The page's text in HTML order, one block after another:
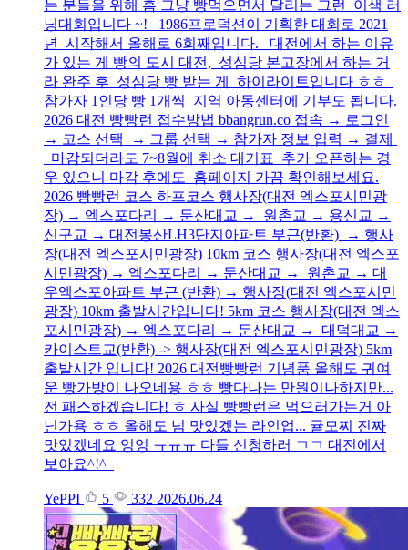
는 분들을 위해 흠 그냥 빵먹으면서 달리는 그런 이색 러
닝대회입니다 ~! 1986프로덕션이 기획한 대회로 2021
년 시작해서 올해로 6회째입니다. 대전에서 하는 이유
가 있는 게 빵의 도시 대전, 성심당 본고장에서 하는 거
라 완주 후 성심당 빵 받는 게 하이라이트입니다 ㅎㅎ
참가자 1인당 빵 1개씩 지역 아동센터에 기부도 됩니다.
2026 대전 빵빵런 접수방법 bbangrun.co 접속 → 로그인
→ 코스 선택 → 그룹 선택 → 참가자 정보 입력 → 결제
마감되더라도 7~8월에 취소 대기표 추가 오픈하는 경
우 있으니 마감 후에도 홈페이지 가끔 확인해보세요.
2026 빵빵런 코스 하프코스 행사장(대전 엑스포시민광
장) → 엑스포다리 → 둔산대교 → 원촌교 → 용신교 →
신구교 → 대전봉산LH3단지아파트 부근(반환) → 행사
장(대전 엑스포시민광장) 10km 코스 행사장(대전 엑스포
시민광장) → 엑스포다리 → 둔산대교 → 원촌교 → 대
우엑스포아파트 부근 (반환) → 행사장(대전 엑스포시민
광장) 10km 출발시간입니다! 5km 코스 행사장(대전 엑스
포시민광장) → 엑스포다리 → 둔산대교 → 대덕대교 →
카이스트교(반환) -> 행사장(대전 엑스포시민광장) 5km
출발시간 입니다! 2026 대전빵빵런 기념품 올해도 귀여
운 빵가방이 나오네용 ㅎㅎ 빵다나는 만원이나하지만...
전 패스하겠습니다! ㅎ 사실 빵빵런은 먹으러가는거 아
닌가용 ㅎㅎ 올해도 넘 맛있겠는 라인업... 귤모찌 진짜
맛있겠네요 엉엉 ㅠㅠㅠ 다들 신청하러 ㄱㄱ 대전에서
보아요^!^
YePPI 5 332 2026.06.24